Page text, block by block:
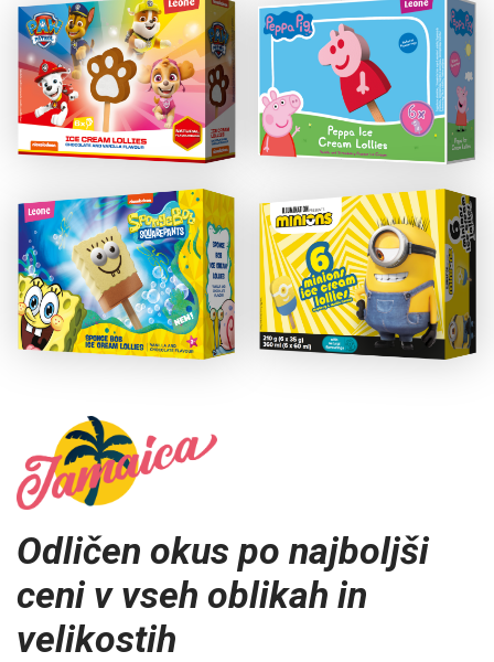
Odličen okus po najboljši
ceni v vseh oblikah in
velikostih